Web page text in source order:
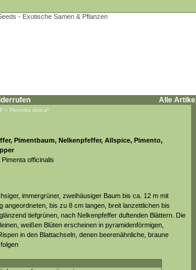
Alle Artikel
» Pimenta dioica*
Pimentbaum, Nelkenpfeffer, Allspice, Pimento,
Pimenta officinalis
immergrüner, zweihäusiger Baum bis ca. 12 m mit
angeordneten, bis zu 8 cm langen, breit lanzettlichen bis
tiefgrünen, nach Nelkenpfeffer duftenden Blättern. Die
weißen Blüten erscheinen in pyramidenförmigen,
in den Blattachseln, denen beerenähnliche, braune